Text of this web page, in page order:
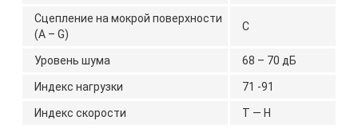
Сцепление на мокрой поверхности
(A – G)
С
Уровень шума 68 – 70 дБ
Индекс нагрузки 71 -91
Индекс скорости Т — Н